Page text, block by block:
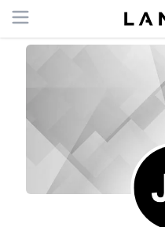
Open menu